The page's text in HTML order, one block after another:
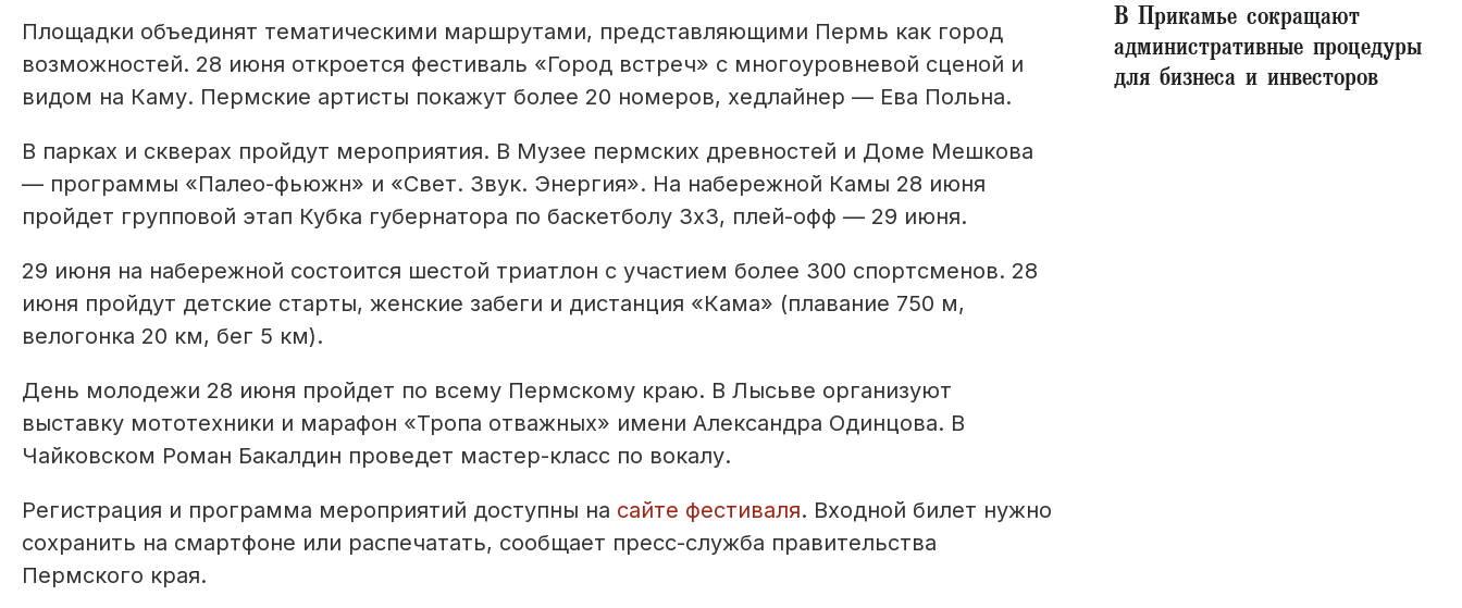
Площадки объединят тематическими маршрутами, представляющими Пермь как город
возможностей. 28 июня откроется фестиваль «Город встреч» с многоуровневой сценой и
видом на Каму. Пермские артисты покажут более 20 номеров, хедлайнер — Ева Польна.
В парках и скверах пройдут мероприятия. В Музее пермских древностей и Доме Мешкова
— программы «Палео-фьюжн» и «Свет. Звук. Энергия». На набережной Камы 28 июня
пройдет групповой этап Кубка губернатора по баскетболу 3х3, плей-офф — 29 июня.
29 июня на набережной состоится шестой триатлон с участием более 300 спортсменов. 28
июня пройдут детские старты, женские забеги и дистанция «Кама» (плавание 750 м,
велогонка 20 км, бег 5 км).
День молодежи 28 июня пройдет по всему Пермскому краю. В Лысьве организуют
выставку мототехники и марафон «Тропа отважных» имени Александра Одинцова. В
Чайковском Роман Бакалдин проведет мастер-класс по вокалу.
Регистрация и программа мероприятий доступны на сайте фестиваля. Входной билет нужно
сохранить на смартфоне или распечатать, сообщает пресс-служба правительства
Пермского края.
В Прикамье сокращают
административные процедуры
для бизнеса и инвесторов